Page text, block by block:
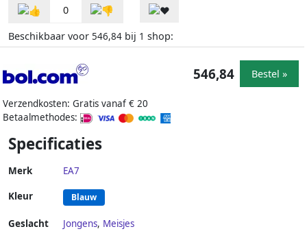
0
Beschikbaar voor 546,84 bij 1 shop:
Verzendkosten: Gratis vanaf € 20
Betaalmethodes:
546,84 Bestel »
Specificaties
Merk EA7
Kleur Blauw
Geslacht Jongens, Meisjes